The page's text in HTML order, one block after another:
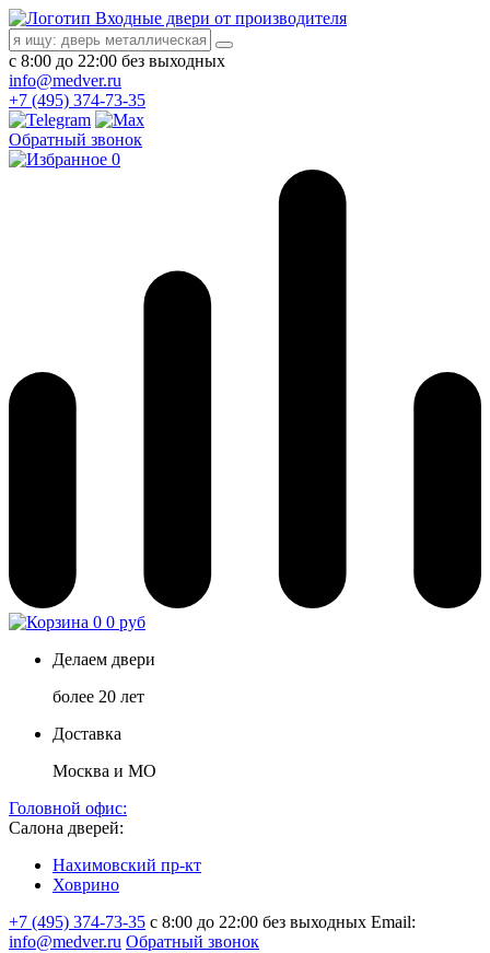
Входные двери от производителя
с 8:00 до 22:00 без выходных
info@medver.ru
+7 (495) 374-73-35
Обратный звонок
0
0 0 руб
Делаем двери
более 20 лет
Доставка
Москва и МО
Головной офис:
Салона дверей:
Нахимовский пр-кт
Ховрино
+7 (495) 374-73-35 с 8:00 до 22:00 без выходных Email:
info@medver.ru Обратный звонок